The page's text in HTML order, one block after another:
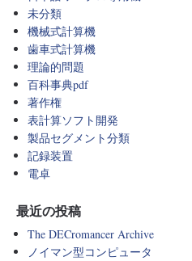
未分類
機械式計算機
歯車式計算機
理論的問題
百科事典pdf
著作権
表計算ソフト開発
製品セグメント分類
記録装置
電卓
最近の投稿
The DECromancer Archive
ノイマン型コンピュータ